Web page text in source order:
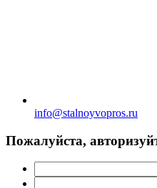
info@stalnoyvopros.ru
Пожалуйста,